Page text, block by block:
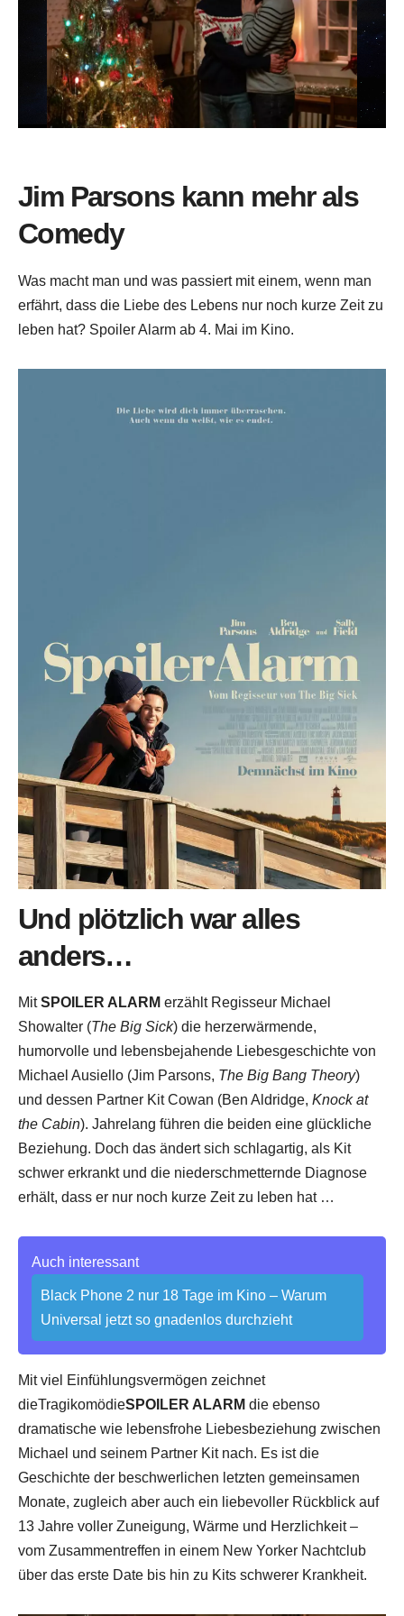
Jim Parsons kann mehr als
Comedy
Was macht man und was passiert mit einem, wenn man
erfährt, dass die Liebe des Lebens nur noch kurze Zeit zu
leben hat? Spoiler Alarm ab 4. Mai im Kino.
Und plötzlich war alles
anders…
MitSPOILER ALARM erzählt Regisseur Michael
Showalter (The Big Sick) die herzerwärmende,
humorvolle und lebensbejahende Liebesgeschichte von
Michael Ausiello (Jim Parsons, The Big Bang Theory)
und dessen Partner Kit Cowan (Ben Aldridge, Knock at
the Cabin). Jahrelang führen die beiden eine glückliche
Beziehung. Doch das ändert sich schlagartig, als Kit
schwer erkrankt und die niederschmetternde Diagnose
erhält, dass er nur noch kurze Zeit zu leben hat …
Auch interessant
Black Phone 2 nur 18 Tage im Kino – Warum
Universal jetzt so gnadenlos durchzieht
Mit viel Einfühlungsvermögen zeichnet
dieTragikomödieSPOILER ALARM die ebenso
dramatische wie lebensfrohe Liebesbeziehung zwischen
Michael und seinem Partner Kit nach. Es ist die
Geschichte der beschwerlichen letzten gemeinsamen
Monate, zugleich aber auch ein liebevoller Rückblick auf
13 Jahre voller Zuneigung, Wärme und Herzlichkeit –
vom Zusammentreffen in einem New Yorker Nachtclub
über das erste Date bis hin zu Kits schwerer Krankheit.